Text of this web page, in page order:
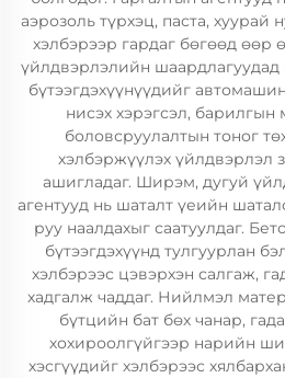
аэрозоль түрхэц, паста, хуурай
хэлбэрээр гардаг бөгөөд өөр
үйлдвэрлэлийн шаардлагуудад
бүтээгдэхүүнүүдийг
нисэх хэрэгсэл, барилгын
боловсруулалтын тоног
хэлбэржүүлэх үйлдвэрлэл
ашигладаг. Ширэм, дугуй
агентууд нь шаталт үеийн
руу наалдахыг саатуулдаг.
бүтээгдэхүүнд тулгуурлан
хэлбэрээс цэвэрхэн салгаж,
хадгалж чаддаг. Нийлмэл
бүтцийн бат бөх чанар,
хохироолгүйгээр нарийн
хэсгүүдийг хэлбэрээс